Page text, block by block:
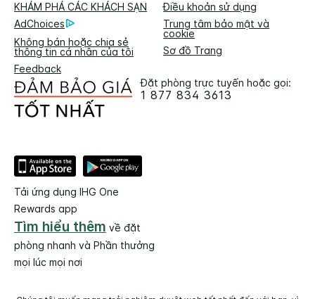
KHÁM PHÁ CÁC KHÁCH SẠN
Điều khoản sử dụng
AdChoices
Trung tâm bảo mật và
cookie
Không bán hoặc chia sẻ
thông tin cá nhân của tôi
Sơ đồ Trang
Feedback
Đặt phòng trực tuyến hoặc gọi:
1 877 834 3613
Tải ứng dụng IHG One
Rewards app
Tìm hiểu thêm về đặt
phòng nhanh và Phần thưởng
mọi lúc mọi nơi